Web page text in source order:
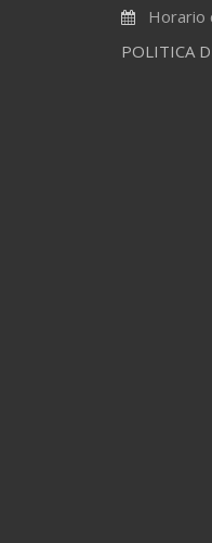
Horario
POLITICA